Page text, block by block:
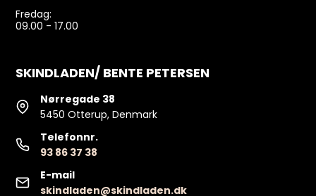
Fredag:
09.00 - 17.00
SKINDLADEN/ BENTE PETERSEN
Nørregade 38
5450 Otterup, Denmark
Telefonnr.
93 86 37 38
E-mail
skindladen@skindladen.dk